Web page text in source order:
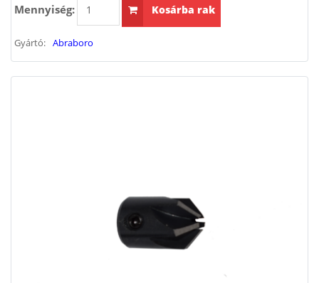
Mennyiség: Kosárba rak
Gyártó: Abraboro